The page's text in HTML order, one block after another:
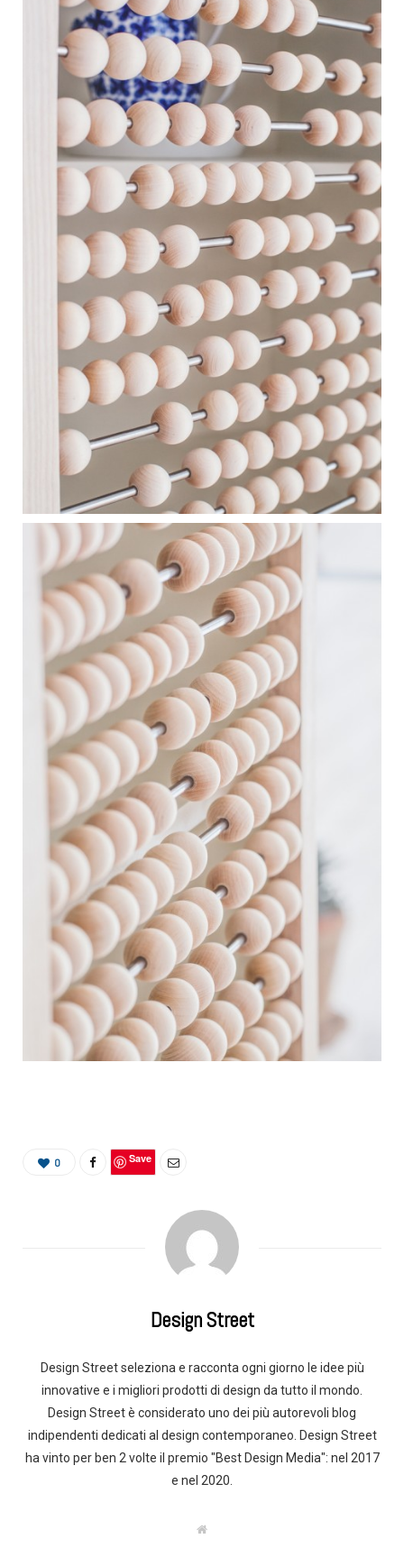
0 Save
Design Street
Design Street seleziona e racconta ogni giorno le idee più
innovative e i migliori prodotti di design da tutto il mondo.
Design Street è considerato uno dei più autorevoli blog
indipendenti dedicati al design contemporaneo. Design Street
ha vinto per ben 2 volte il premio "Best Design Media": nel 2017
e nel 2020.
W